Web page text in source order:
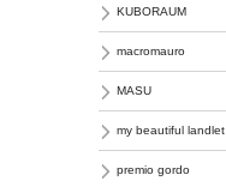
KUBORAUM
macromauro
MASU
my beautiful landlet
premio gordo